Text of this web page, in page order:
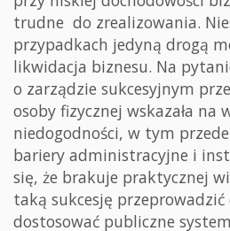
trudne do zrealizowania.
przypadkach jedyną drogą
likwidacja biznesu. Na
o zarządzie sukcesyjnym
osoby fizycznej wskazała na
niedogodności, w tym
bariery administracyjne i
się, że brakuje praktycznej
taką sukcesję
dostosować publiczne